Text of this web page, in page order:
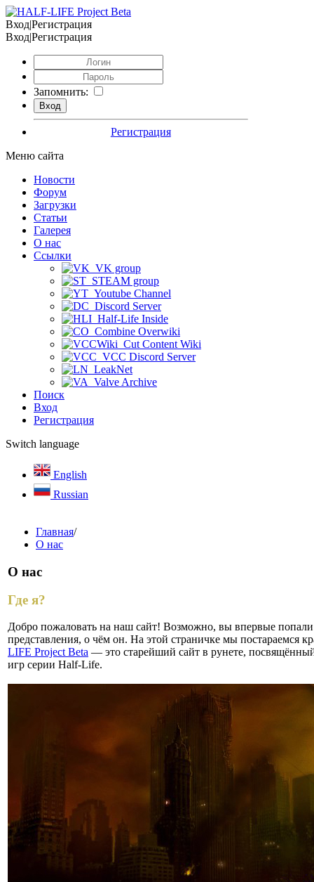
Вход|Регистрация
Вход|Регистрация
Запомнить:
Регистрация
Меню сайта
Новости
Форум
Загрузки
Статьи
Галерея
О нас
Ссылки
VK group
STEAM group
Youtube Channel
Discord Server
Half-Life Inside
Combine Overwiki
Cut Content Wiki
VCC Discord Server
LeakNet
Valve Archive
Поиск
Вход
Регистрация
Switch language
English
Russian
Главная/
О нас
О нас
Где я?
Добро пожаловать на наш сайт! Возможно, вы впервые
представления, о чём он. На этой страничке мы постараемся
LIFE Project Beta — это старейший сайт в рунете,
игр серии Half-Life.